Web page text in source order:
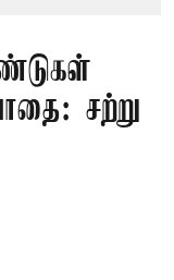
சற்று